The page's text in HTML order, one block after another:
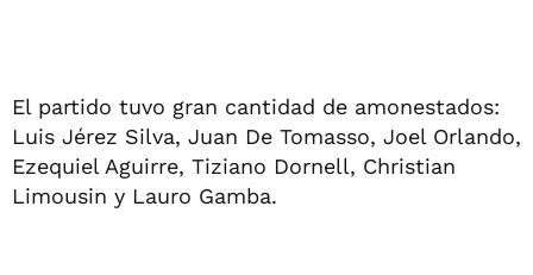
El partido tuvo gran cantidad de amonestados:
Luis Jérez Silva, Juan De Tomasso, Joel Orlando,
Ezequiel Aguirre, Tiziano Dornell, Christian
Limousin y Lauro Gamba.